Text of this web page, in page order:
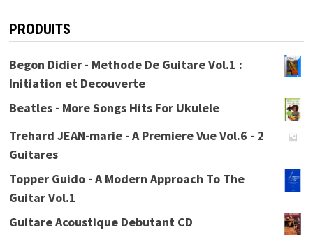
PRODUITS
Begon Didier - Methode De Guitare Vol.1 :
Initiation et Decouverte
Beatles - More Songs Hits For Ukulele
Trehard JEAN-marie - A Premiere Vue Vol.6 - 2
Guitares
Topper Guido - A Modern Approach To The
Guitar Vol.1
Guitare Acoustique Debutant CD